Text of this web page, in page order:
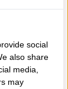
(870), 500
M², VANAF
social
also share
media,
may